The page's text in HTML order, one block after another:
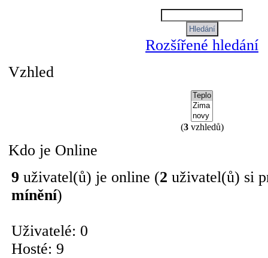
Rozšířené hledání
Vzhled
(3vzhledů)
Kdo je Online
9 uživatel(ů) je online (2 uživatel(ů) si
mínění)
Uživatelé: 0
Hosté: 9